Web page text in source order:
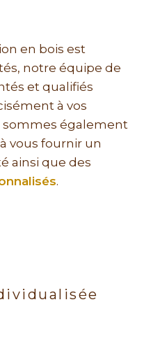
en bois est
notre équipe de
et qualifiés
à vos
sommes également
vous fournir un
ainsi que des
.